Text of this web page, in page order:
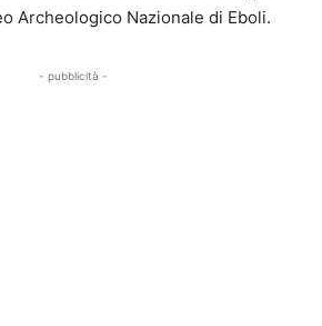
Archeologico Nazionale di Eboli.
- pubblicità -